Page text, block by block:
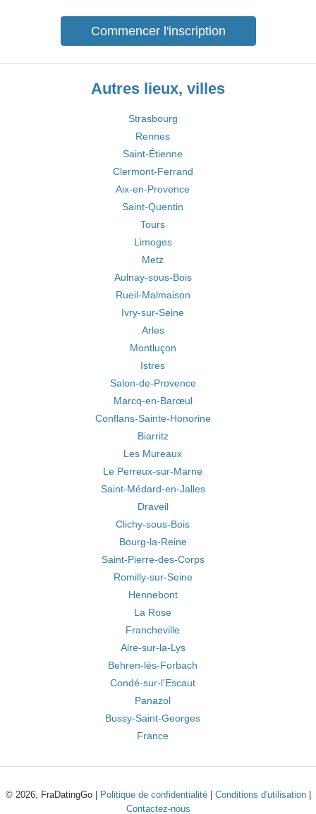
Commencer l'inscription
Autres lieux, villes
Strasbourg
Rennes
Saint-Étienne
Clermont-Ferrand
Aix-en-Provence
Saint-Quentin
Tours
Limoges
Metz
Aulnay-sous-Bois
Rueil-Malmaison
Ivry-sur-Seine
Arles
Montluçon
Istres
Salon-de-Provence
Marcq-en-Barœul
Conflans-Sainte-Honorine
Biarritz
Les Mureaux
Le Perreux-sur-Marne
Saint-Médard-en-Jalles
Draveil
Clichy-sous-Bois
Bourg-la-Reine
Saint-Pierre-des-Corps
Romilly-sur-Seine
Hennebont
La Rose
Francheville
Aire-sur-la-Lys
Behren-lès-Forbach
Condé-sur-l'Escaut
Panazol
Bussy-Saint-Georges
France
© 2026, FraDatingGo | Politique de confidentialité| Conditions d'utilisation|
Contactez-nous